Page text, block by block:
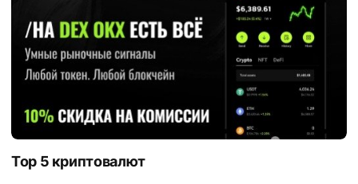
Top 5 криптовалют